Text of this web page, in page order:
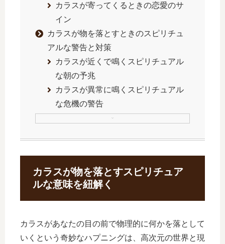
カラスが寄ってくるときの恋愛のサ
イン
カラスが物を落とすときのスピリチュ
アルな警告と対策
カラスが近くで鳴くスピリチュアル
な朝の予兆
カラスが異常に鳴くスピリチュアル
な危機の警告
カラスが物を落とすスピリチュア
ルな意味を紐解く
カラスがあなたの目の前で物理的に何かを落として
いくという奇妙なハプニングは、高次元の世界と現